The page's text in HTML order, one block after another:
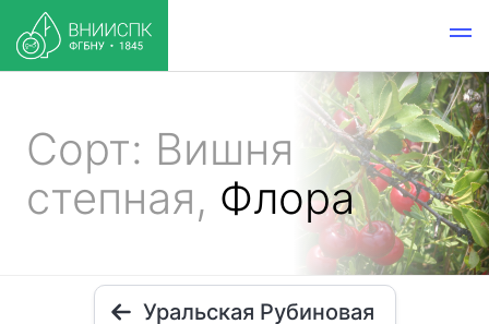
Сорт: Вишня
степная, Флора
Уральская Рубиновая